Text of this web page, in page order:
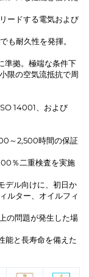
ードする電気および
も耐久性を発揮。
準拠。極端な条件下
限の空気流抵抗で周
14001、および
～2,500時間の保証
％二重検査を実施
デル向けに、初日か
ルター、オイルフィ
の問題が発生した場
能と長寿命を備えた